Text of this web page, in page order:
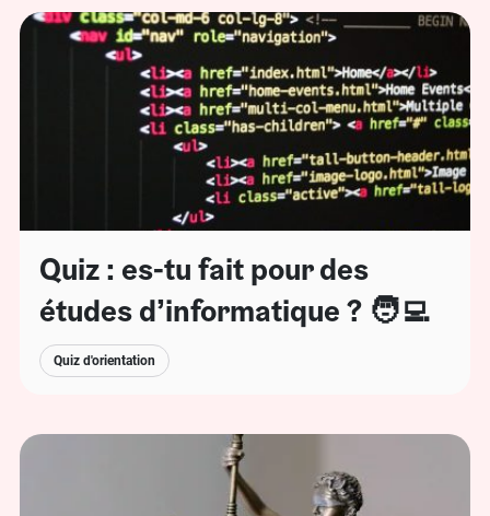
Quiz : es-tu fait pour des
études d’informatique ? 🧑‍💻
Quiz d'orientation